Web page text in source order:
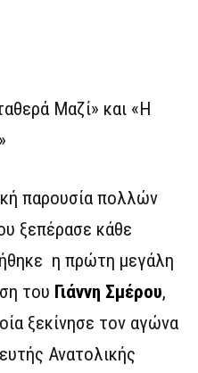
Μαζί» και «Η
παρουσία πολλών
ξεπέρασε κάθε
η πρώτη μεγάλη
του Γιάννη Σμέρου,
ξεκίνησε τον αγώνα
Ανατολικής